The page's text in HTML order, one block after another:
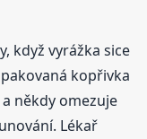
když vyrážka sice
kopřivka
někdy omezuje
Lékař